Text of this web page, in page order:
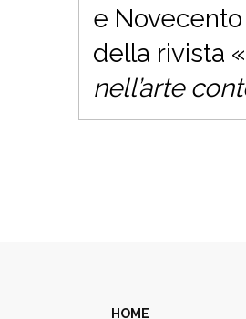
e
della rivista
nell’arte
HOME